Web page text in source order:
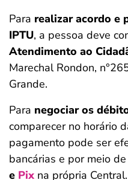
Para realizar acordo e
IPTU, a pessoa deve
Atendimento ao
Marechal Rondon,
Grande.
Para negociar os
comparecer no horário
pagamento pode ser
bancárias e por meio de
e Pix na própria Central.